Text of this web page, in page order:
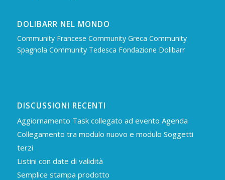
DOLIBARR NEL MONDO
Community Francese Community Greca Community
Spagnola Community Tedesca Fondazione Dolibarr
DISCUSSIONI RECENTI
Aggiornamento Task collegato ad evento Agenda
Collegamento tra modulo nuovo e modulo Soggetti
terzi
Listini con date di validità
Semplice stampa prodotto